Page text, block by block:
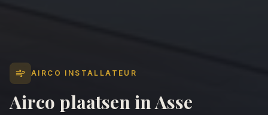
AIRCO INSTALLATEUR
Airco plaatsen inAsse